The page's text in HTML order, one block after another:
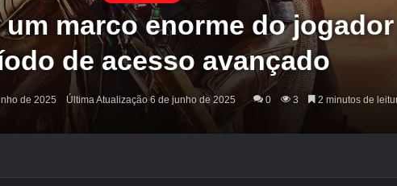
marco enorme do
de acesso avançado
de 2025 Última Atualização 6 de junho de 2025 0 3 2 minutos de